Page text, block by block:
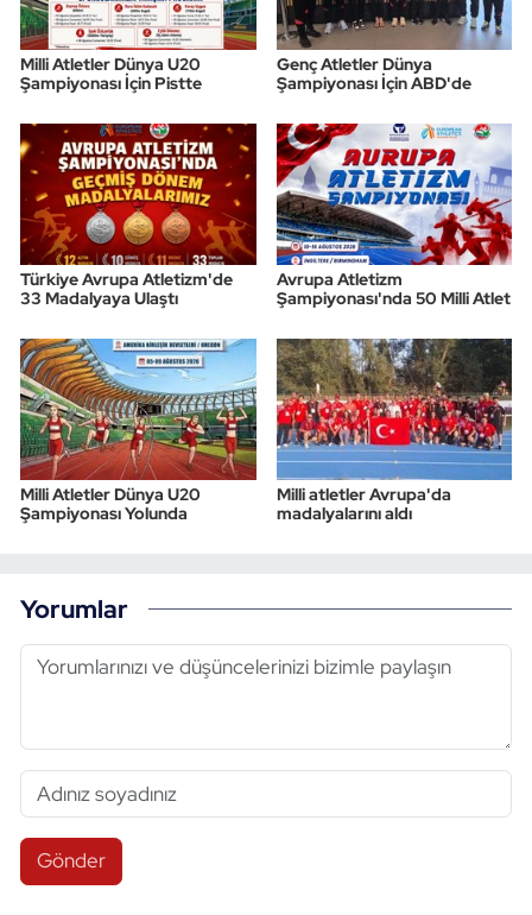
Milli Atletler Dünya U20
Şampiyonası İçin Pistte
Genç Atletler Dünya
Şampiyonası İçin ABD'de
Türkiye Avrupa Atletizm'de
33 Madalyaya Ulaştı
Avrupa Atletizm
Şampiyonası'nda 50 Milli Atlet
Milli Atletler Dünya U20
Şampiyonası Yolunda
Milli atletler Avrupa'da
madalyalarını aldı
Yorumlar
Gönder
Triatlon
Vücut Geliştirme Fitness
Wushu Kungfu
Yelken
Yüzme